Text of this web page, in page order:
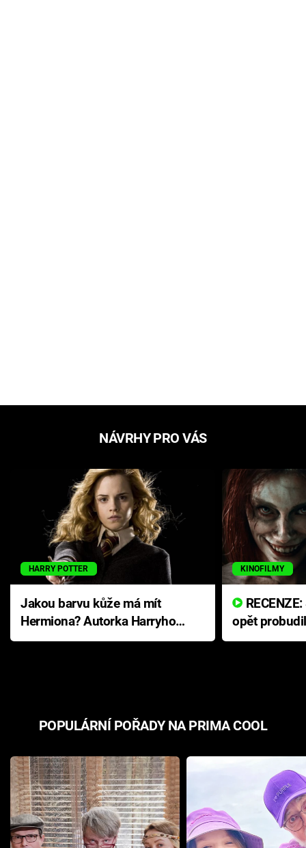
NÁVRHY PRO VÁS
HARRY POTTER
Jakou barvu kůže má mít
Hermiona? Autorka Harryho
Pottera přišla s ráznou
KINOFILMY
opět
přichází s
POPULÁRNÍ POŘADY NA PRIMA COOL